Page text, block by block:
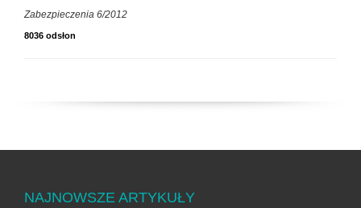
Zabezpieczenia 6/2012
8036 odsłon
NAJNOWSZE ARTYKUŁY